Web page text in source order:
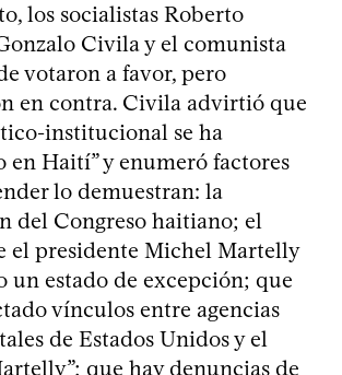
los socialistas Roberto
Civila y el comunista
votaron a favor, pero
en contra. Civila advirtió que
institucional se ha
en Haití” y enumeró factores
lo demuestran: la
del Congreso haitiano; el
el presidente Michel Martelly
un estado de excepción; que
vínculos entre agencias
de Estados Unidos y el
que hay denuncias de